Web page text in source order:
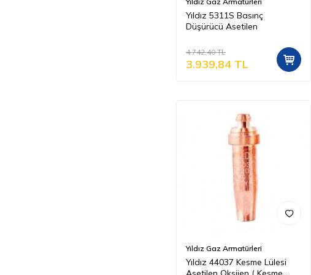
Yıldız 5311S Basınç
Düşürücü Asetilen
4.742,40TL
3.939,84 TL
Yıldız Gaz Armatürleri
Yıldız 44037 Kesme Lülesi